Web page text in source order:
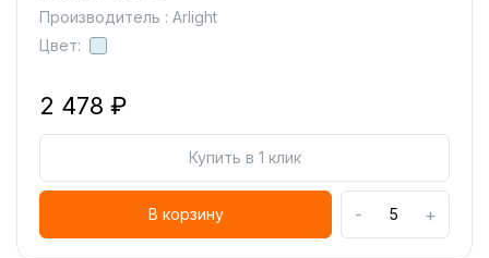
Производитель : Arlight
Цвет:
2 478 ₽
Купить в 1 клик
В корзину - +